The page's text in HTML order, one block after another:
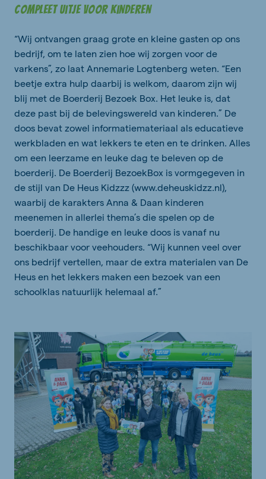
Compleet uitje voor kinderen
“Wij ontvangen graag grote en kleine gasten op ons
bedrijf, om te laten zien hoe wij zorgen voor de
varkens”, zo laat Annemarie Logtenberg weten. “Een
beetje extra hulp daarbij is welkom, daarom zijn wij
blij met de Boerderij Bezoek Box. Het leuke is, dat
deze past bij de belevingswereld van kinderen.” De
doos bevat zowel informatiemateriaal als educatieve
werkbladen en wat lekkers te eten en te drinken. Alles
om een leerzame en leuke dag te beleven op de
boerderij. De Boerderij BezoekBox is vormgegeven in
de stijl van De Heus Kidzzz (www.deheuskidzz.nl),
waarbij de karakters Anna & Daan kinderen
meenemen in allerlei thema’s die spelen op de
boerderij. De handige en leuke doos is vanaf nu
beschikbaar voor veehouders. “Wij kunnen veel over
ons bedrijf vertellen, maar de extra materialen van De
Heus en het lekkers maken een bezoek van een
schoolklas natuurlijk helemaal af.”